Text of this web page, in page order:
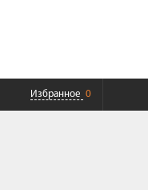
Избранное 0